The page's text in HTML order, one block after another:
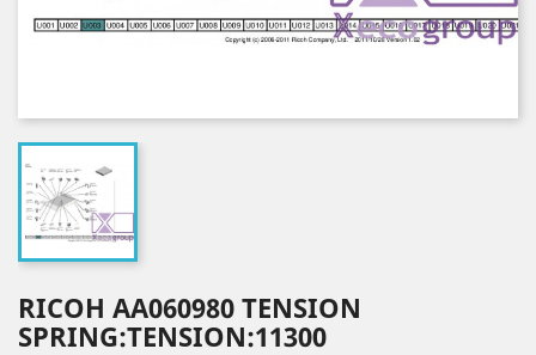
RICOH AA060980 TENSION
SPRING:TENSION:11300